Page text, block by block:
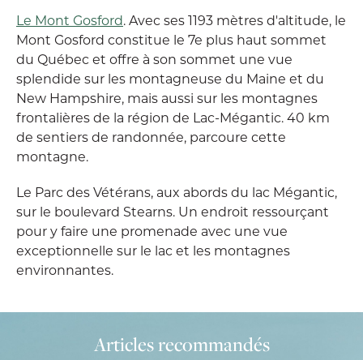
Le Mont Gosford. Avec ses 1193 mètres d'altitude, le
Mont Gosford constitue le 7e plus haut sommet
du Québec et offre à son sommet une vue
splendide sur les montagneuse du Maine et du
New Hampshire, mais aussi sur les montagnes
frontalières de la région de Lac-Mégantic. 40 km
de sentiers de randonnée, parcoure cette
montagne.
Le Parc des Vétérans, aux abords du lac Mégantic,
sur le boulevard Stearns. Un endroit ressourçant
pour y faire une promenade avec une vue
exceptionnelle sur le lac et les montagnes
environnantes.
Articles recommandés